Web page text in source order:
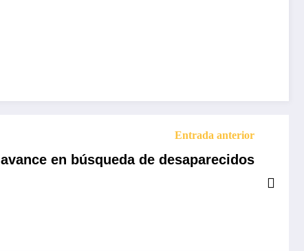
Entrada anterior
en búsqueda de desaparecidos